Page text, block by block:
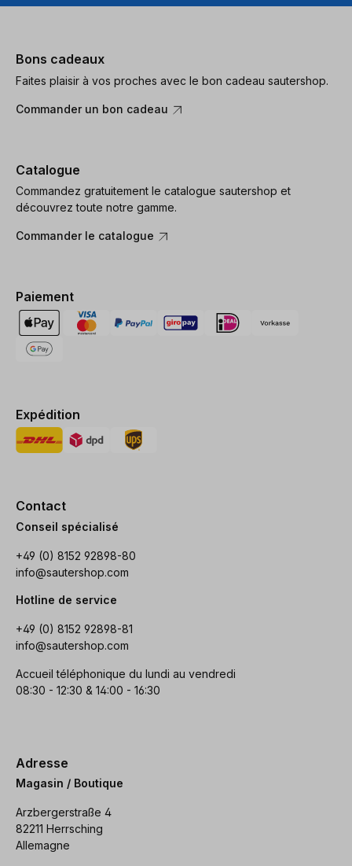
Bons cadeaux
Faites plaisir à vos proches avec le bon cadeau sautershop.
Commander un bon cadeau
Catalogue
Commandez gratuitement le catalogue sautershop et
découvrez toute notre gamme.
Commander le catalogue
Paiement
Expédition
Contact
Conseil spécialisé
+49 (0) 8152 92898-80
info@sautershop.com
Hotline de service
+49 (0) 8152 92898-81
info@sautershop.com
Accueil téléphonique du lundi au vendredi
08:30 - 12:30 & 14:00 - 16:30
Adresse
Magasin / Boutique
Arzbergerstraße 4
82211 Herrsching
Allemagne